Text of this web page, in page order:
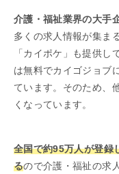
介護・福祉業界の大手
多くの求人情報が集ま
「カイポケ」も提供
は無料でカイゴジョブ
ています。そのため、
くなっています。
全国で約95万人が登録
るので介護・福祉の求